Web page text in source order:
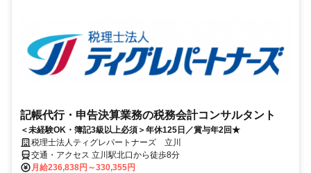
記帳代行・申告決算業務の税務会計コンサルタント
＜未経験OK・簿記3級以上必須＞年休125日／賞与年2回★
税理士法人ティグレパートナーズ 立川
交通・アクセス 立川駅北口から徒歩8分
月給236,838円～330,355円